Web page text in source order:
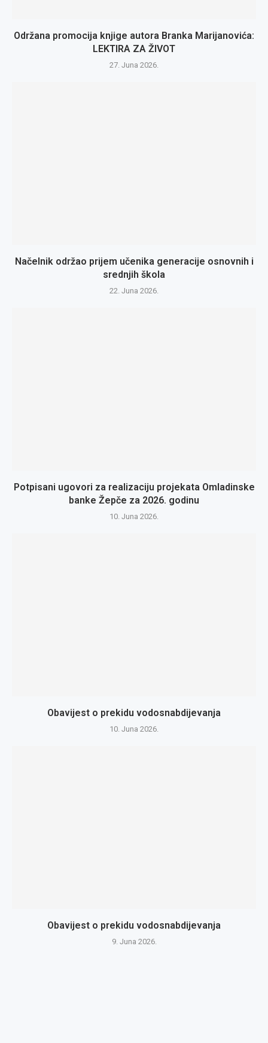
Održana promocija knjige autora Branka Marijanovića:
LEKTIRA ZA ŽIVOT
27. Juna 2026.
Načelnik održao prijem učenika generacije osnovnih i
srednjih škola
22. Juna 2026.
Potpisani ugovori za realizaciju projekata Omladinske
banke Žepče za 2026. godinu
10. Juna 2026.
Obavijest o prekidu vodosnabdijevanja
10. Juna 2026.
Obavijest o prekidu vodosnabdijevanja
9. Juna 2026.